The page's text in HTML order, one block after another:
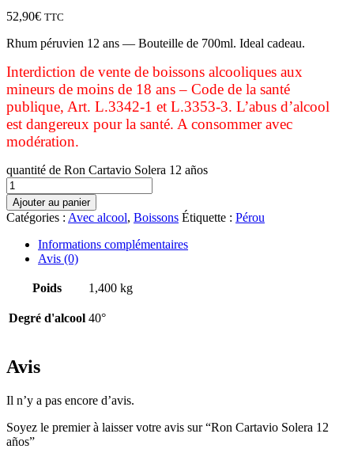
52,90€ TTC
Rhum péruvien 12 ans — Bouteille de 700ml. Ideal cadeau.
Interdiction de vente de boissons alcooliques aux
mineurs de moins de 18 ans – Code de la santé
publique, Art. L.3342-1 et L.3353-3. L’abus d’alcool
est dangereux pour la santé. A consommer avec
modération.
quantité de Ron Cartavio Solera 12 años
Ajouter au panier
Catégories : Avec alcool, Boissons Étiquette : Pérou
Informations complémentaires
Avis (0)
Poids 1,400 kg
Degré d'alcool 40°
Avis
Il n’y a pas encore d’avis.
Soyez le premier à laisser votre avis sur “Ron Cartavio Solera 12
años”